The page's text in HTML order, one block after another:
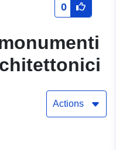
0
Actions